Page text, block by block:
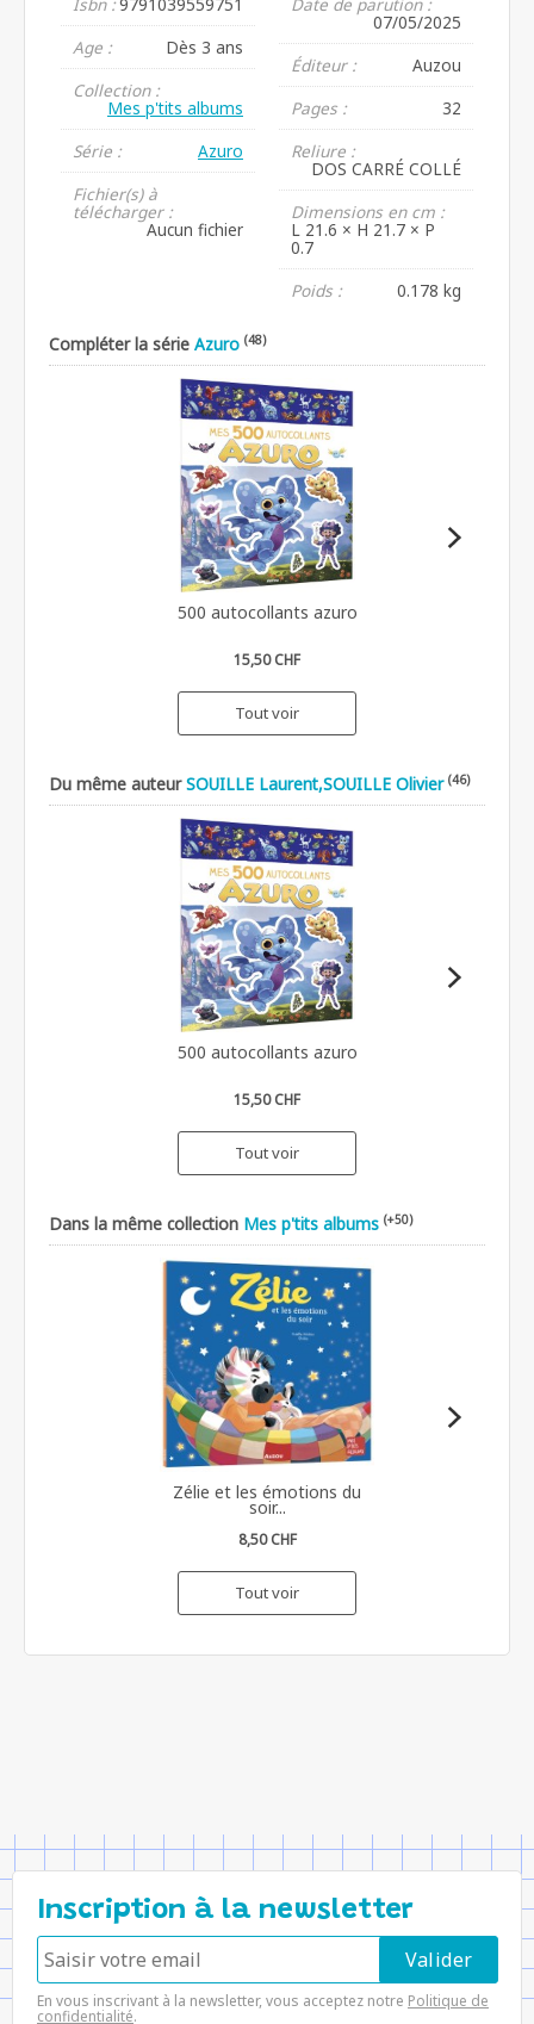
Age :
Dès 3 ans
Collection :
Mes p'tits albums
Série :
Azuro
Fichier(s) à
télécharger :
Aucun fichier
07/05/2025
Éditeur :
Auzou
Pages :
32
Reliure :
DOS CARRÉ COLLÉ
Dimensions en cm :
L 21.6 × H 21.7 × P
0.7
Poids :
0.178 kg
Compléter la série Azuro (48)
500 autocollants azuro
15,50 CHF
Tout voir
Du même auteurSOUILLE Laurent,SOUILLE Olivier (46)
500 autocollants azuro
15,50 CHF
Tout voir
Dans la même collection Mes p'tits albums (+50)
Zélie et les émotions du
soir...
8,50 CHF
Tout voir
Inscription à la newsletter
En vous inscrivant à la newsletter, vous acceptez notre Politique de
confidentialité.